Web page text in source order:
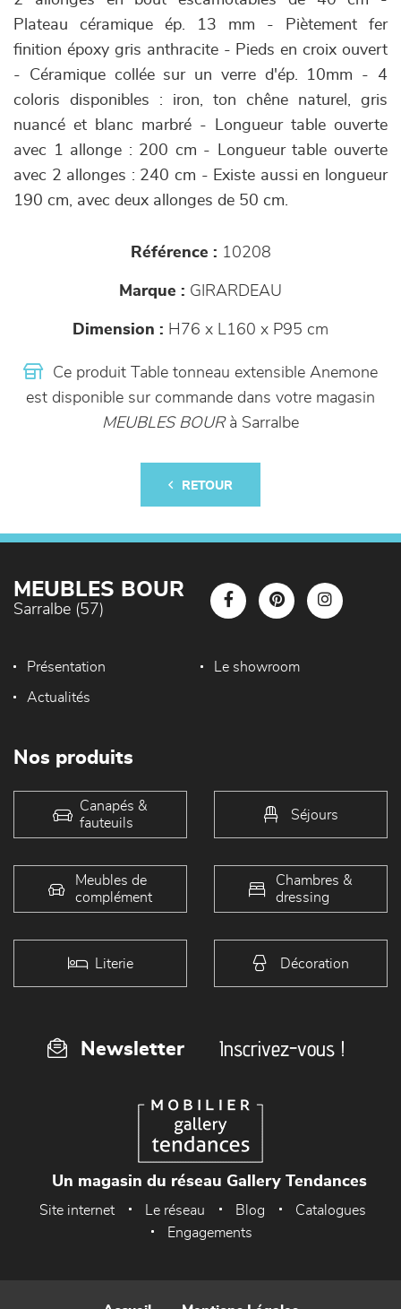
Plateau céramique ép. 13 mm - Piètement fer
finition époxy gris anthracite - Pieds en croix ouvert
- Céramique collée sur un verre d'ép. 10mm - 4
coloris disponibles : iron, ton chêne naturel, gris
nuancé et blanc marbré - Longueur table ouverte
avec 1 allonge : 200 cm - Longueur table ouverte
avec 2 allonges : 240 cm - Existe aussi en longueur
190 cm, avec deux allonges de 50 cm.
Référence : 10208
Marque : GIRARDEAU
Dimension : H76 x L160 x P95 cm
Ce produit Table tonneau extensible Anemone
est disponible sur commande dans votre magasin
MEUBLES BOURà Sarralbe
RETOUR
MEUBLES BOUR
Sarralbe (57)
Présentation Le showroom
Actualités
Nos produits
Canapés &
fauteuils
Séjours
Meubles de
complément
Chambres &
dressing
Literie Décoration
Newsletter Inscrivez-vous !
Un magasin du réseau Gallery Tendances
Site internet Le réseau Blog
Catalogues
Engagements